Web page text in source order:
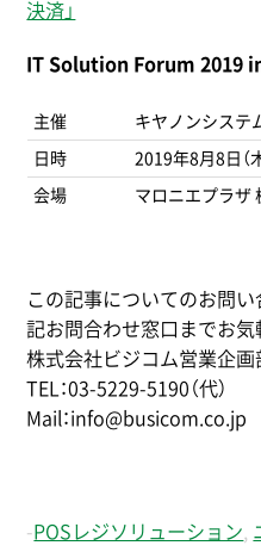
決済」
IT Solution Forum 2019
主催 キヤノンシステ
日時 2019年8月8日（木
会場 マロニエプラザ
この記事についてのお問
記お問合わせ窓口までお気
株式会社ビジコム営業企画
TEL：03-5229-5190（代）
Mail：info@busicom.co.jp
- POSレジソリューション